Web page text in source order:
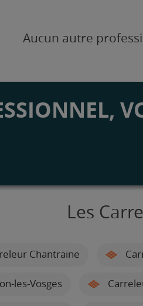
Aucun autre
Les
Chantraine
les-Vosges